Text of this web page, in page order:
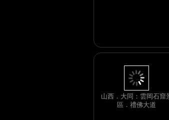
山西．大同：雲岡石窟景